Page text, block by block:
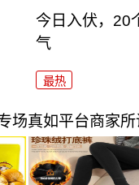
今日入伏，20
气
最热
场真如平台商家所